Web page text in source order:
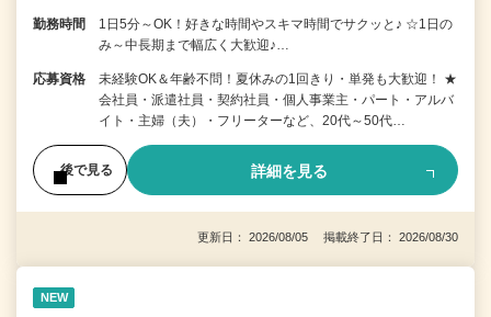
勤務時間
1日5分～OK！好きな時間やスキマ時間でサクッと♪ ☆1日の
み～中長期まで幅広く大歓迎♪…
応募資格
未経験OK＆年齢不問！夏休みの1回きり・単発も大歓迎！ ★
会社員・派遣社員・契約社員・個人事業主・パート・アルバ
イト・主婦（夫）・フリーターなど、20代～50代…
後で見る 詳細を見る
更新日： 2026/08/05 掲載終了日： 2026/08/30
NEW